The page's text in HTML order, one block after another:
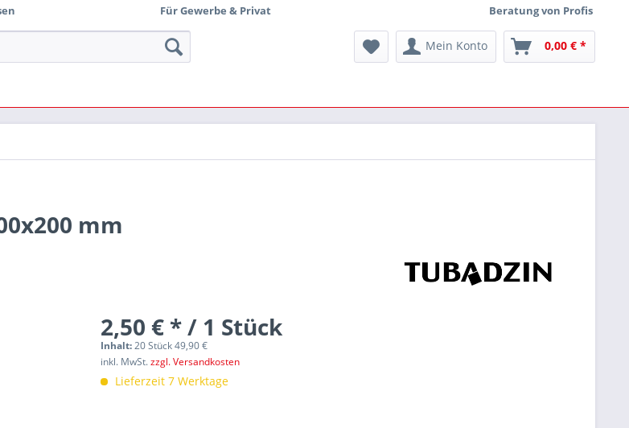
Für Gewerbe & Privat Beratung von Profis
Mein Konto 0,00 € *
mm
2,50 € * / 1 Stück
Inhalt:20 Stück 49,90 €
inkl. MwSt.zzgl. Versandkosten
Lieferzeit 7 Werktage